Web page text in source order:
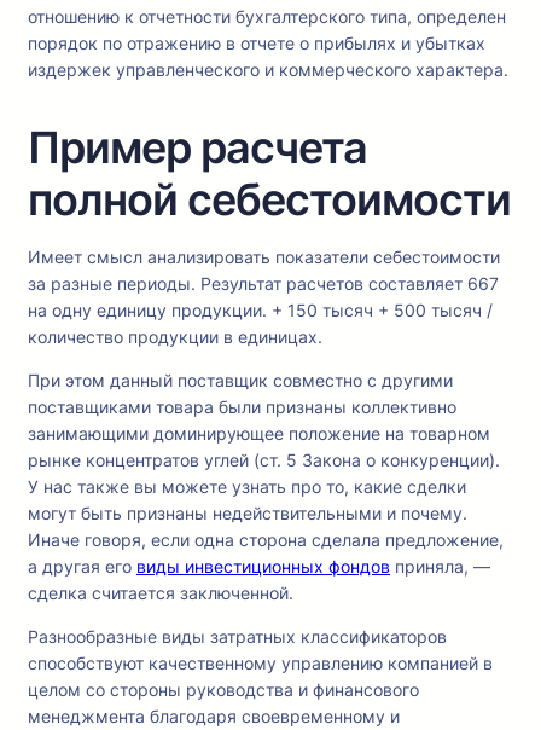
отношению к отчетности бухгалтерского типа, определен
порядок по отражению в отчете о прибылях и убытках
издержек управленческого и коммерческого характера.
Пример расчета
полной себестоимости
Имеет смысл анализировать показатели себестоимости
за разные периоды. Результат расчетов составляет 667
на одну единицу продукции. + 150 тысяч + 500 тысяч /
количество продукции в единицах.
При этом данный поставщик совместно с другими
поставщиками товара были признаны коллективно
занимающими доминирующее положение на товарном
рынке концентратов углей (ст. 5 Закона о конкуренции).
У нас также вы можете узнать про то, какие сделки
могут быть признаны недействительными и почему.
Иначе говоря, если одна сторона сделала предложение,
а другая его виды инвестиционных фондов приняла, —
сделка считается заключенной.
Разнообразные виды затратных классификаторов
способствуют качественному управлению компанией в
целом со стороны руководства и финансового
менеджмента благодаря своевременному и